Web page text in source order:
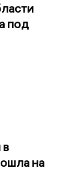
под
на